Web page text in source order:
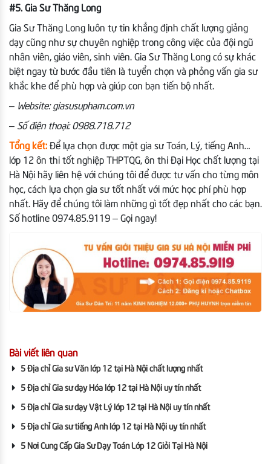
#5. Gia Sư Thăng Long
Gia Sư Thăng Long luôn tự tin khẳng định chất lượng giảng
dạy cũng như sự chuyên nghiệp trong công việc của đội ngũ
nhân viên, giáo viên, sinh viên. Gia Sư Thăng Long có sự khác
biệt ngay từ bước đầu tiên là tuyển chọn và phỏng vấn gia sư
khắc khe để phù hợp và giúp con bạn tiến bộ nhất.
– Website: giasusupham.com.vn
– Số điện thoại: 0988.718.712
Tổng kết: Để lựa chọn được một gia sư Toán, Lý, tiếng Anh…
lớp 12 ôn thi tốt nghiệp THPTQG, ôn thi Đại Học chất lượng tại
Hà Nội hãy liên hệ với chúng tôi để được tư vấn cho từng môn
học, cách lựa chọn gia sư tốt nhất với mức học phí phù hợp
nhất. Hãy để chúng tôi làm những gì tốt đẹp nhất cho các bạn.
Số hotline 0974.85.9119 – Gọi ngay!
Bài viết liên quan
5 Địa chỉ Gia sư Văn lớp 12 tại Hà Nội chất lượng nhất
5 Địa chỉ Gia sư dạy Hóa lớp 12 tại Hà Nội uy tín nhất
5 Địa chỉ Gia sư dạy Vật Lý lớp 12 tại Hà Nội uy tín nhất
5 Địa chỉ Gia sư tiếng Anh lớp 12 tại Hà Nội uy tín nhất
5 Nơi Cung Cấp Gia Sư Dạy Toán Lớp 12 Giỏi Tại Hà Nội